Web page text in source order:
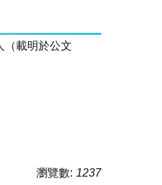
（載明於公文
瀏覽數: 1237